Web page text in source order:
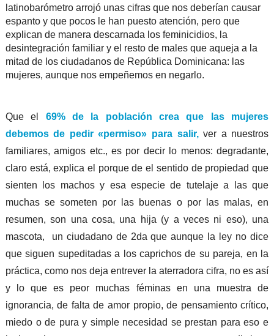
latinobarómetro arrojó unas cifras que nos deberían causar
espanto y que pocos le han puesto atención, pero que
explican de manera descarnada los feminicidios, la
desintegración familiar y el resto de males que aqueja a la
mitad de los ciudadanos de República Dominicana: las
mujeres, aunque nos empeñemos en negarlo.
Que el
69% de la población crea que las mujeres
debemos de pedir «permiso» para salir,ver a nuestros
familiares, amigos etc., es por decir lo menos: degradante,
claro está, explica el porque de el sentido de propiedad que
sienten los machos y esa especie de tutelaje a las que
muchas se someten por las buenas o por las malas, en
resumen, son una cosa, una hija (y a veces ni eso), una
mascota, un ciudadano de 2da que aunque la ley no dice
que siguen supeditadas a los caprichos de su pareja, en la
práctica, como nos deja entrever la aterradora cifra, no es así
y lo que es peor muchas féminas en una muestra de
ignorancia, de falta de amor propio, de pensamiento crítico,
miedo o de pura y simple necesidad se prestan para eso e